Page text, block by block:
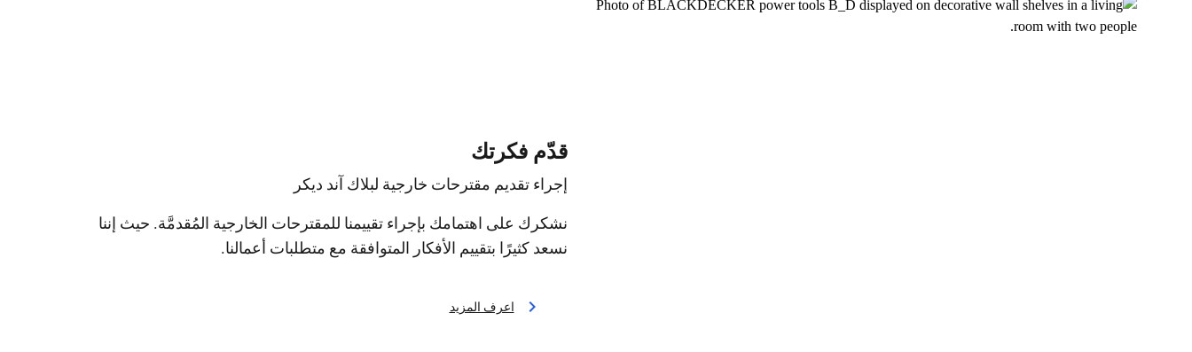
قدّم فكرتك
إجراء تقديم مقترحات خارجية لبلاك آند ديكر
نشكرك على اهتمامك بإجراء تقييمنا للمقترحات الخارجية المُقدمَّة. حيث إننا
نسعد كثيرًا بتقييم الأفكار المتوافقة مع متطلبات أعمالنا.
اعرف المزيد